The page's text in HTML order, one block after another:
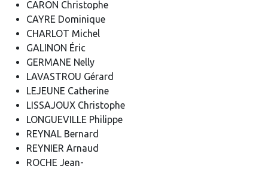
CARON Christophe
CAYRE Dominique
CHARLOT Michel
GALINON Éric
GERMANE Nelly
LAVASTROU Gérard
LEJEUNE Catherine
LISSAJOUX Christophe
LONGUEVILLE Philippe
REYNAL Bernard
REYNIER Arnaud
ROCHE Jean-